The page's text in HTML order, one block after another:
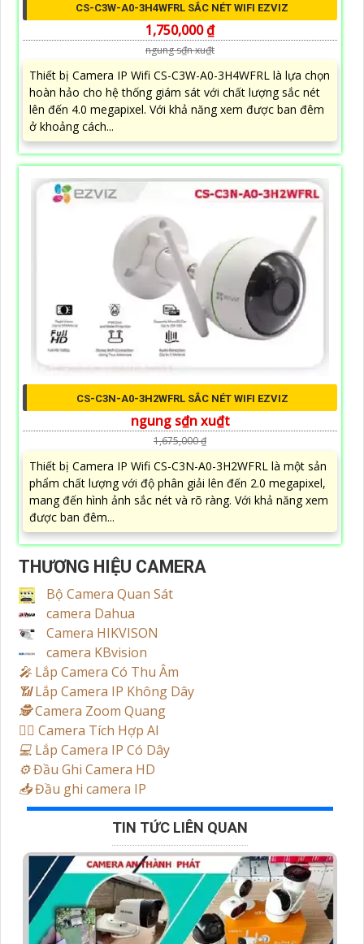
CS-C3W-A0-3H4WFRL SẮC NÉT WIFI EZVIZ
1,750,000 ₫
ngung s₫n xu₫t
Thiết bị Camera IP Wifi CS-C3W-A0-3H4WFRL là lựa chọn
hoàn hảo cho hệ thống giám sát với chất lượng sắc nét
lên đến 4.0 megapixel. Với khả năng xem được ban đêm
ở khoảng cách...
CS-C3N-A0-3H2WFRL SẮC NÉT WIFI EZVIZ
ngung s₫n xu₫t
1,675,000 ₫
Thiết bị Camera IP Wifi CS-C3N-A0-3H2WFRL là một sản
phẩm chất lượng với độ phân giải lên đến 2.0 megapixel,
mang đến hình ảnh sắc nét và rõ ràng. Với khả năng xem
được ban đêm...
THƯƠNG HIỆU CAMERA
Bộ Camera Quan Sát
camera Dahua
Camera HIKVISON
camera KBvision
️🎤️ Lắp Camera Có Thu Âm
📶Lắp Camera IP Không Dây
🕵️Camera Zoom Quang
🧛‍♀️ Camera Tích Hợp AI
💻 Lắp Camera IP Có Dây
⚙️Đầu Ghi Camera HD
📥Đầu ghi camera IP
TIN TỨC LIÊN QUAN